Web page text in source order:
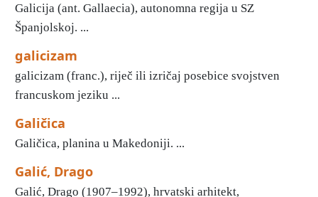
Galicija (ant. Gallaecia), autonomna regija u SZ
Španjolskoj. ...
galicizam
galicizam (franc.), riječ ili izričaj posebice svojstven
francuskom jeziku ...
Galičica
Galičica, planina u Makedoniji. ...
Galić, Drago
Galić, Drago (1907–1992), hrvatski arhitekt,